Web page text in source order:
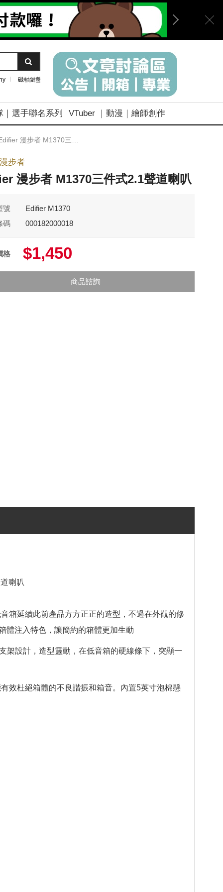
磁軸鍵盤
｜選手聯名系列 VTuber ｜動漫｜繪師創作
漫步者 M1370三件式2.1聲道喇叭
步者
漫步者 M1370三件式2.1聲道喇叭
號
Edifier M1370
碼
000182000018
格 $1,450
商品諮詢
喇叭
箱延續此前產品方方正正的造型，不過在外觀的修
體注入特色，讓簡約的箱體更加生動
架設計，造型靈動，在低音箱的硬線條下，突顯一
效杜絕箱體的不良諧振和箱音。內置5英寸泡棉懸